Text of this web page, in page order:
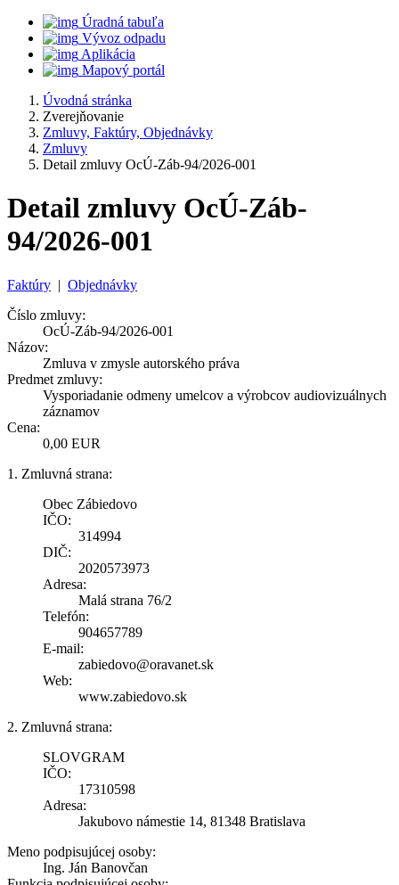
Úradná tabuľa
Vývoz odpadu
Aplikácia
Mapový portál
Úvodná stránka
Zverejňovanie
Zmluvy, Faktúry, Objednávky
Zmluvy
Detail zmluvy OcÚ-Záb-94/2026-001
Detail zmluvy OcÚ-Záb-
94/2026-001
Faktúry | Objednávky
Číslo zmluvy:
OcÚ-Záb-94/2026-001
Názov:
Zmluva v zmysle autorského práva
Predmet zmluvy:
Vysporiadanie odmeny umelcov a výrobcov audiovizuálnych
záznamov
Cena:
0,00 EUR
1. Zmluvná strana:
Obec Zábiedovo
IČO:
314994
DIČ:
2020573973
Adresa:
Malá strana 76/2
Telefón:
904657789
E-mail:
zabiedovo@oravanet.sk
Web:
www.zabiedovo.sk
2. Zmluvná strana:
SLOVGRAM
IČO:
17310598
Adresa:
Jakubovo námestie 14, 81348 Bratislava
Meno podpisujúcej osoby:
Ing. Ján Banovčan